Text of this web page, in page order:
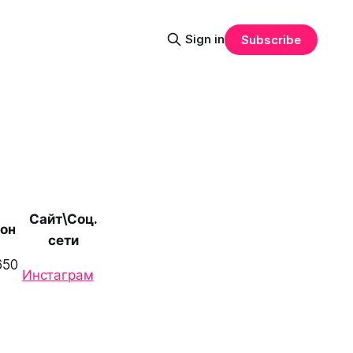
Sign in Subscribe
Сайт\Соц.
сети
Инстаграм